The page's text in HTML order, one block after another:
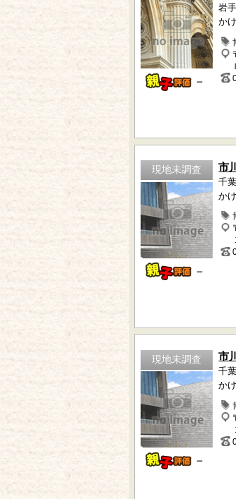
－
岩
か
現地未調査
－
市
千
か
現地未調査
－
市
千
か